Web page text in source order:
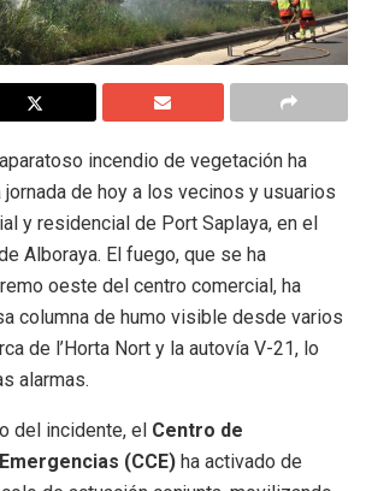
incendio de vegetación ha
de hoy a los vecinos y usuarios
y residencial de Port Saplaya, en el
Alboraya. El fuego, que se ha
oeste del centro comercial, ha
columna de humo visible desde varios
de l’Horta Nort y la autovía V-21, lo
alarmas.
del incidente, el Centro de
(CCE) ha activado de